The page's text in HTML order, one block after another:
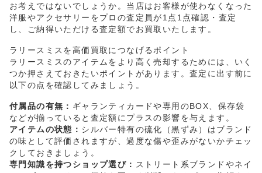
お考えではないでしょうか。当店はお客様が使わなくなった
洋服やアクセサリーをプロの査定員が1点1点確認・査定
し、ご納得いただける査定額でお買取いたします。
ラリースミスを高価買取につなげるポイント
ラリースミスのアイテムをより高く売却するためには、いく
つか押さえておきたいポイントがあります。査定に出す前に
以下の点を確認してみましょう。
付属品の有無： ギャランティカードや専用のBOX、保存袋
などが揃っていると査定額にプラスの影響を与えます。
アイテムの状態： シルバー特有の硫化（黒ずみ）はブランド
の味として評価されますが、過度な傷や歪みがないかチェッ
クしておきましょう。
専門知識を持つショップ選び： ストリート系ブランドやネイ